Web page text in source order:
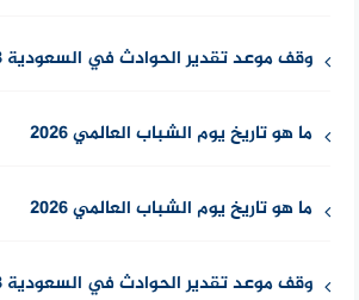
وقف موعد تقدير الحوادث في السعودية 1448
ما هو تاريخ يوم الشباب العالمي 2026
ما هو تاريخ يوم الشباب العالمي 2026
وقف موعد تقدير الحوادث في السعودية 1448